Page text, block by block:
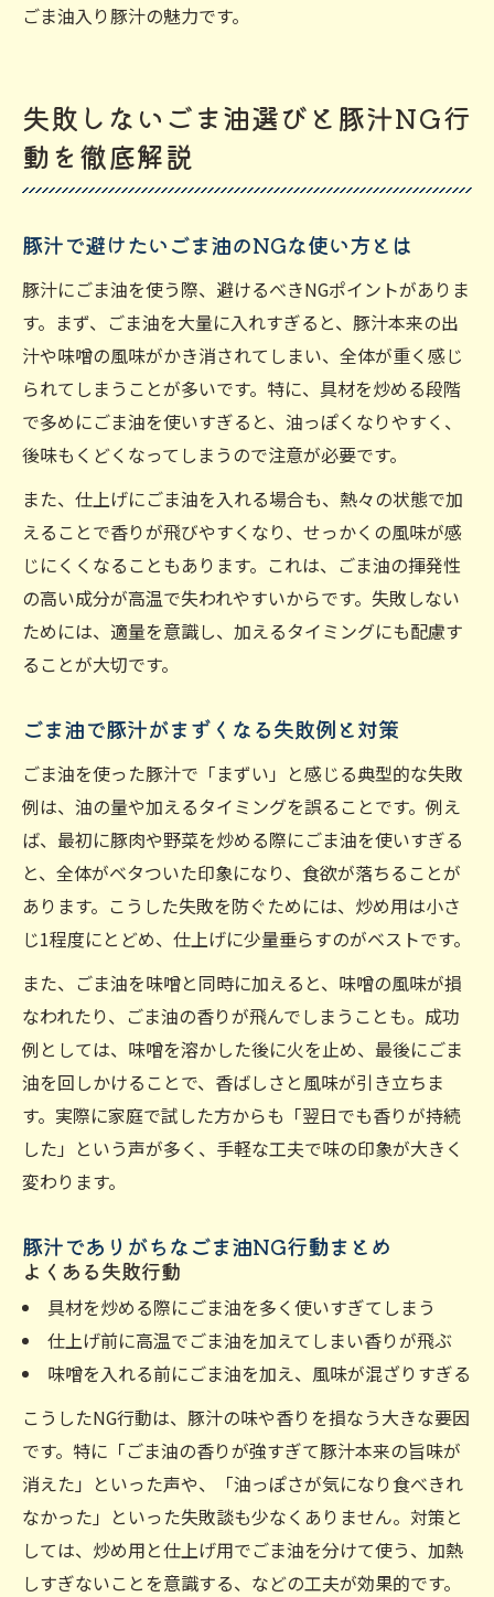
ごま油入り豚汁の魅力です。
失敗しないごま油選びと豚汁NG行
動を徹底解説
豚汁で避けたいごま油のNGな使い方とは
豚汁にごま油を使う際、避けるべきNGポイントがありま
す。まず、ごま油を大量に入れすぎると、豚汁本来の出
汁や味噌の風味がかき消されてしまい、全体が重く感じ
られてしまうことが多いです。特に、具材を炒める段階
で多めにごま油を使いすぎると、油っぽくなりやすく、
後味もくどくなってしまうので注意が必要です。
また、仕上げにごま油を入れる場合も、熱々の状態で加
えることで香りが飛びやすくなり、せっかくの風味が感
じにくくなることもあります。これは、ごま油の揮発性
の高い成分が高温で失われやすいからです。失敗しない
ためには、適量を意識し、加えるタイミングにも配慮す
ることが大切です。
ごま油で豚汁がまずくなる失敗例と対策
ごま油を使った豚汁で「まずい」と感じる典型的な失敗
例は、油の量や加えるタイミングを誤ることです。例え
ば、最初に豚肉や野菜を炒める際にごま油を使いすぎる
と、全体がベタついた印象になり、食欲が落ちることが
あります。こうした失敗を防ぐためには、炒め用は小さ
じ1程度にとどめ、仕上げに少量垂らすのがベストです。
また、ごま油を味噌と同時に加えると、味噌の風味が損
なわれたり、ごま油の香りが飛んでしまうことも。成功
例としては、味噌を溶かした後に火を止め、最後にごま
油を回しかけることで、香ばしさと風味が引き立ちま
す。実際に家庭で試した方からも「翌日でも香りが持続
した」という声が多く、手軽な工夫で味の印象が大きく
変わります。
豚汁でありがちなごま油NG行動まとめ
よくある失敗行動
具材を炒める際にごま油を多く使いすぎてしまう
仕上げ前に高温でごま油を加えてしまい香りが飛ぶ
味噌を入れる前にごま油を加え、風味が混ざりすぎる
こうしたNG行動は、豚汁の味や香りを損なう大きな要因
です。特に「ごま油の香りが強すぎて豚汁本来の旨味が
消えた」といった声や、「油っぽさが気になり食べきれ
なかった」といった失敗談も少なくありません。対策と
しては、炒め用と仕上げ用でごま油を分けて使う、加熱
しすぎないことを意識する、などの工夫が効果的です。